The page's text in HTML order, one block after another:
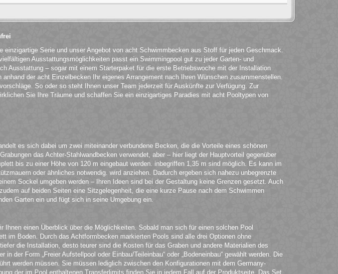
Serie und unser Angebot von acht Schwimmbecken aus Stoff für jeden Geschmack.
Ausstattungsmöglichkeiten passt ein Swimmingpool gut zu jeder Garten- und
Ausstattung – sogar mit einem Starterpaket für die erste Betriebswoche mit der Installation
der acht Einzelbecken Ihr eigenes Arrangement nach Ihren Wünschen zusammenstellen.
So oder so steht Ihnen unser Team jederzeit für Auskünfte zur Verfügung. Zur
Sie Ihre Träume und schaffen Sie ein einzigartiges Paradies mit acht Pooltypen von
es sich dabei um zwei miteinander verbundene Becken, die die Vorteile eines schönen
das Achter-Stahlwandbecken verwendet, aber – hier liegt der Hauptvorteil gegenüber
bis zu einer Höhe von 120 m eingebaut werden. inbegriffen 1,35 m sind möglich. Es kann im
oder ähnliches notwendig. wird anziehen. Dadurch ergeben sich nahezu unbegrenzte
Sockel umgeben werden – Ihren Ideen sind bei der Gestaltung keine Grenzen gesetzt. Auch
auf beiden Seiten eine Sitzgelegenheit, die eine kurze Pause nach dem Schwimmen
Garten ein und fügt sich in seine Umgebung ein.
einen Überblick über die Möglichkeiten. Sobald man sich für einen solchen Pool
Boden. Durch das Achtformbecken markierten Pools sind alle drei Optionen ohne
die Installation, desto teurer sind die Kosten für das Graben und andere Materialien des
Form „Freier Aufstellpool oder Einbau/Teileinbau“ oder „Bodeneinbau“ gewählt werden. Die
werden müssen. Sie müssen lediglich zwischen den Konfigurationen mit dem Germany-
der im Pool enthaltenen Transferlimits finden Sie in jedem Fall auf der Produktseite. Das Set